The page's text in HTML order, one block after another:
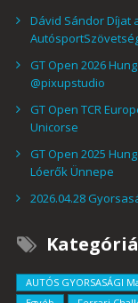
Dávid Sándor Díjat
GT Open 2026
@pixupstudio
GT Open TCR
Unicorse
GT Open 2025
Lóerők Ünnepe
2026.04.28
AUTÓS GYORSASÁGI